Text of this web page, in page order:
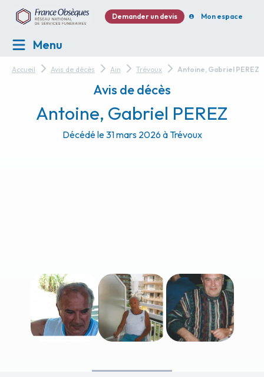
Demander un devis Mon espace
Menu
Accueil Avis de décès Ain Trévoux Antoine, Gabriel PEREZ
Avis de décès
Antoine, Gabriel PEREZ
Décédé le 31 mars 2026 à Trévoux